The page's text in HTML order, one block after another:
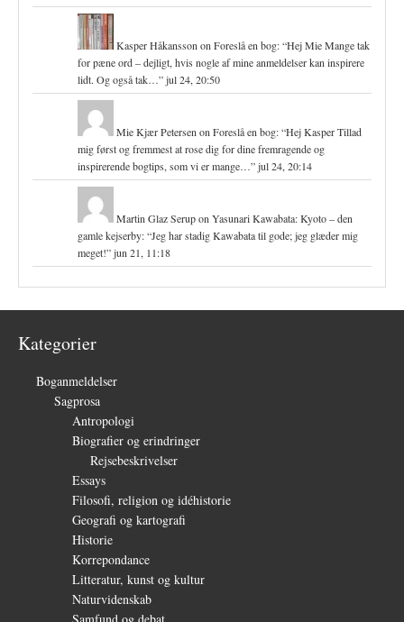
Kasper Håkansson on Foreslå en bog: “Hej Mie Mange tak
for pæne ord – dejligt, hvis nogle af mine anmeldelser kan inspirere
lidt. Og også tak…”jul 24, 20:50
Mie Kjær Petersen on Foreslå en bog: “Hej Kasper Tillad
mig først og fremmest at rose dig for dine fremragende og
inspirerende bogtips, som vi er mange…”jul 24, 20:14
Martin Glaz Serupon Yasunari Kawabata: Kyoto – den
gamle kejserby: “Jeg har stadig Kawabata til gode; jeg glæder mig
meget!”jun 21, 11:18
Kategorier
Boganmeldelser
Sagprosa
Antropologi
Biografier og erindringer
Rejsebeskrivelser
Essays
Filosofi, religion og idéhistorie
Geografi og kartografi
Historie
Korrepondance
Litteratur, kunst og kultur
Naturvidenskab